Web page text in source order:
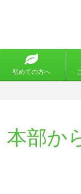
初めての方へ
本部か